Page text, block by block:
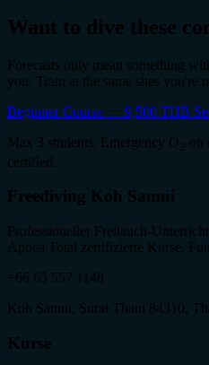
Want to dive these
Forecasts only mean something
you. Train at the same sites you're
Beginner Course — 9,500 THB
Max 3 students. Emergency O
on
certified.
Freediving Koh Samui
Professioneller Freitauch-
Apnea Total zertifizierte Kurse,
+66 65 557 1148
Koh Samui, Surat Thani 84310,
Kurse